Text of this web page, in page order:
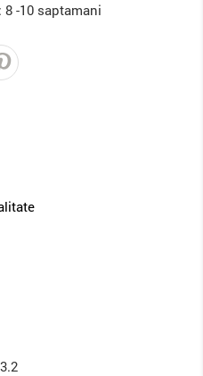
-10 saptamani